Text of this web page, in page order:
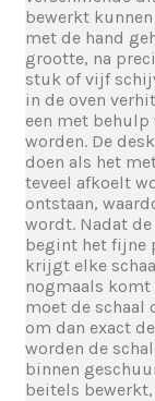
bewerkt
met de hand
grootte, na
stuk of vijf
in de oven
een met behulp
worden. De
doen als het
teveel afkoelt
ontstaan,
wordt. Nadat
begint het fijne
krijgt elke
nogmaals komt
moet de schaal
om dan exact
worden de
binnen
beitels